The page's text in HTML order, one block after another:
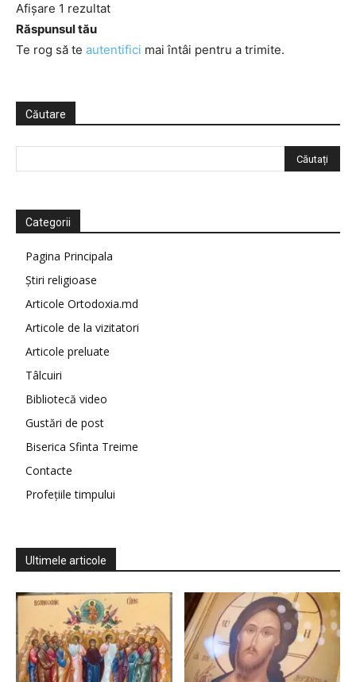
Afișare 1 rezultat
Răspunsul tău
Te rog să te autentifici mai întâi pentru a trimite.
Căutare
Categorii
Pagina Principala
Știri religioase
Articole Ortodoxia.md
Articole de la vizitatori
Articole preluate
Tâlcuiri
Bibliotecă video
Gustări de post
Biserica Sfinta Treime
Contacte
Profețiile timpului
Ultimele articole